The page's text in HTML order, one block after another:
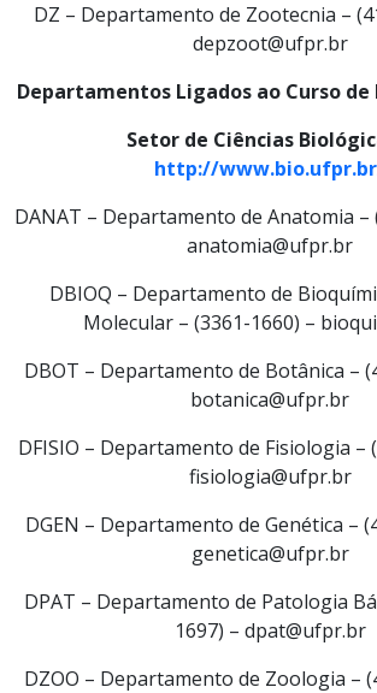
DZ – Departamento de Zootecnia –
depzoot@ufpr.br
Departamentos Ligados ao Curso
Setor de Ciências
http://
DANAT – Departamento de Anatomia –
anatomia@ufpr.br
DBIOQ – Departamento de
Molecular – (3361-1660) –
DBOT – Departamento de Botânica –
botanica@ufpr.br
DFISIO – Departamento de Fisiologia –
fisiologia@ufpr.br
DGEN – Departamento de Genética –
genetica@ufpr.br
DPAT – Departamento de Patologia
1697) – dpat@ufpr.br
DZOO – Departamento de Zoologia –